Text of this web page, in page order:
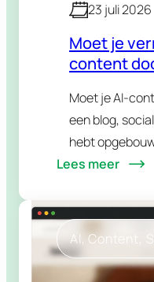
23 juli 2026
Moet je
content
uitgelegd
Moet je AI-
een blog,
hebt
we steeds
Lees meer
AI, Content ,